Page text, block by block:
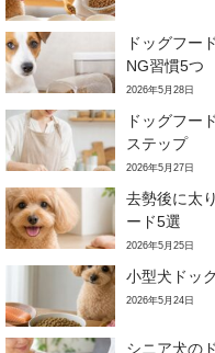
ドッグフー
NG習慣5つ
2026年5月28日
ドッグフー
ステップ
2026年5月27日
去勢後に太
ード5選
2026年5月25日
小型犬ドッ
2026年5月24日
シニア犬の